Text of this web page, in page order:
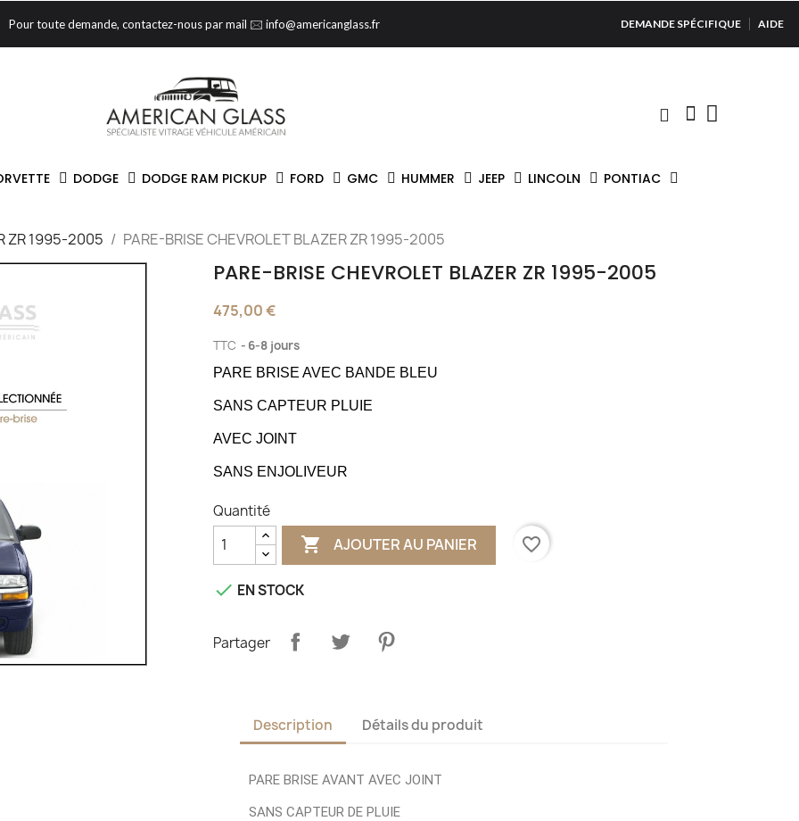
Pour toute demande, contactez-nous par mail 🖂 info@americanglass.fr DEMANDE SPÉCIFIQUE AIDE
DODGE DODGE RAM PICKUP FORD GMC HUMMER JEEP LINCOLN PONTIAC
ZR 1995-2005 PARE-BRISE CHEVROLET BLAZER ZR 1995-2005
PARE-BRISE CHEVROLET BLAZER ZR 1995-2005
475,00 €
TTC 6-8 jours
PARE BRISE AVEC BANDE BLEU
SANS CAPTEUR PLUIE
AVEC JOINT
SANS ENJOLIVEUR
Quantité
 AJOUTER AU PANIER favorite_border
 EN STOCK
Partager
Description Détails du produit
PARE BRISE AVANT AVEC JOINT
SANS CAPTEUR DE PLUIE